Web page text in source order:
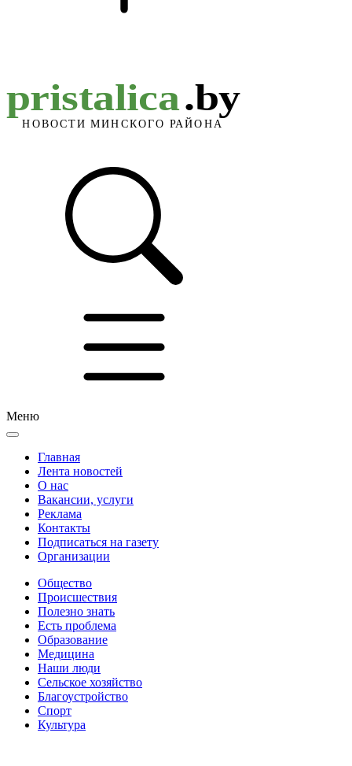
Меню
Главная
Лента новостей
О нас
Вакансии, услуги
Реклама
Контакты
Подписаться на газету
Организации
Общество
Происшествия
Полезно знать
Есть проблема
Образование
Медицина
Наши люди
Сельское хозяйство
Благоустройство
Спорт
Культура